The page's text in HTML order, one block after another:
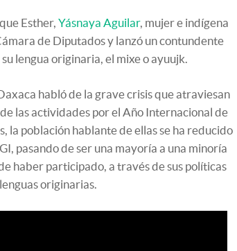
Esther, Yásnaya Aguilar, mujer e indígena
de Diputados y lanzó un contundente
lengua originaria, el mixe o ayuujk.
habló de la grave crisis que atraviesan
las actividades por el Año Internacional de
la población hablante de ellas se ha reducido
pasando de ser una mayoría a una minoría
haber participado, a través de sus políticas
originarias.